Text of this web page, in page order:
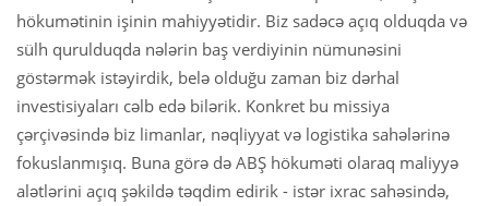
hökumətinin işinin mahiyyətidir. Biz sadəcə açıq olduqda və
sülh qurulduqda nələrin baş verdiyinin nümunəsini
göstərmək istəyirdik, belə olduğu zaman biz dərhal
investisiyaları cəlb edə bilərik. Konkret bu missiya
çərçivəsində biz limanlar, nəqliyyat və logistika sahələrinə
fokuslanmışıq. Buna görə də ABŞ hökuməti olaraq maliyyə
alətlərini açıq şəkildə təqdim edirik - istər ixrac sahəsində,